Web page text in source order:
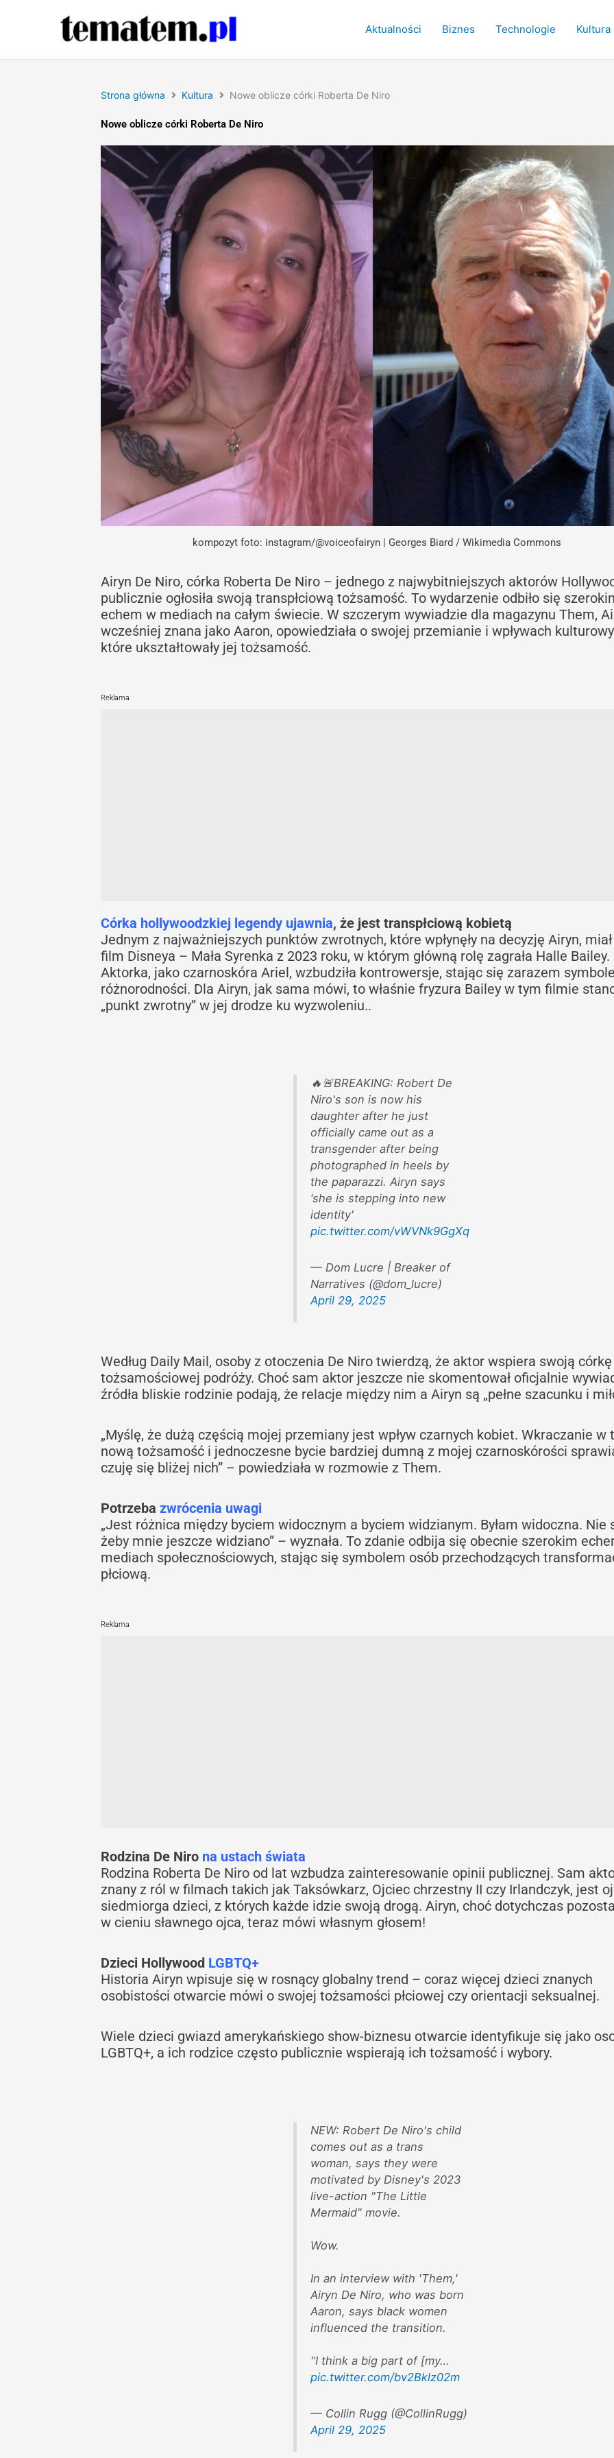
Aktualności Biznes Technologie Kultura
Strona główna Kultura Nowe oblicze córki Roberta De Niro
Nowe oblicze córki Roberta De Niro
kompozyt foto: instagram/@voiceofairyn | Georges Biard / Wikimedia Commons
Airyn De Niro, córka Roberta De Niro – jednego z najwybitniejszych aktorów
publicznie ogłosiła swoją transpłciową tożsamość. To wydarzenie odbiło się
echem w mediach na całym świecie. W szczerym wywiadzie dla magazynu Them,
wcześniej znana jako Aaron, opowiedziała o swojej przemianie i wpływach
które ukształtowały jej tożsamość.
Reklama
Córka hollywoodzkiej legendy ujawnia, że jest transpłciową kobietą
Jednym z najważniejszych punktów zwrotnych, które wpłynęły na decyzję Airyn,
film Disneya – Mała Syrenka z 2023 roku, w którym główną rolę zagrała Halle Bailey.
Aktorka, jako czarnoskóra Ariel, wzbudziła kontrowersje, stając się zarazem
różnorodności. Dla Airyn, jak sama mówi, to właśnie fryzura Bailey w tym filmie
„punkt zwrotny” w jej drodze ku wyzwoleniu..
🔥🚨BREAKING: Robert De
Niro's son is now his
daughter after he just
officially came out as a
transgender after being
photographed in heels by
the paparazzi. Airyn says
‘she is stepping into new
identity'
pic.twitter.com/vWVNk9GgXq
— Dom Lucre | Breaker of
Narratives (@dom_lucre)
April 29, 2025
Według Daily Mail, osoby z otoczenia De Niro twierdzą, że aktor wspiera swoją
tożsamościowej podróży. Choć sam aktor jeszcze nie skomentował oficjalnie
źródła bliskie rodzinie podają, że relacje między nim a Airyn są „pełne szacunku i
„Myślę, że dużą częścią mojej przemiany jest wpływ czarnych kobiet. Wkraczanie w
nową tożsamość i jednoczesne bycie bardziej dumną z mojej czarnoskórości
czuję się bliżej nich” – powiedziała w rozmowie z Them.
Potrzeba zwrócenia uwagi
„Jest różnica między byciem widocznym a byciem widzianym. Byłam widoczna. Nie
żeby mnie jeszcze widziano” – wyznała. To zdanie odbija się obecnie szerokim
mediach społecznościowych, stając się symbolem osób przechodzących
płciową.
Reklama
Rodzina De Niro na ustach świata
Rodzina Roberta De Niro od lat wzbudza zainteresowanie opinii publicznej. Sam
znany z ról w filmach takich jak Taksówkarz, Ojciec chrzestny II czy Irlandczyk, jest
siedmiorga dzieci, z których każde idzie swoją drogą. Airyn, choć dotychczas
w cieniu sławnego ojca, teraz mówi własnym głosem!
Dzieci Hollywood LGBTQ+
Historia Airyn wpisuje się w rosnący globalny trend – coraz więcej dzieci znanych
osobistości otwarcie mówi o swojej tożsamości płciowej czy orientacji seksualnej.
Wiele dzieci gwiazd amerykańskiego show-biznesu otwarcie identyfikuje się jako
LGBTQ+, a ich rodzice często publicznie wspierają ich tożsamość i wybory.
NEW: Robert De Niro's child
comes out as a trans
woman, says they were
motivated by Disney's 2023
live-action "The Little
Mermaid" movie.
Wow.
In an interview with 'Them,'
Airyn De Niro, who was born
Aaron, says black women
influenced the transition.
"I think a big part of [my…
pic.twitter.com/bv2Bklz02m
— Collin Rugg (@CollinRugg)
April 29, 2025